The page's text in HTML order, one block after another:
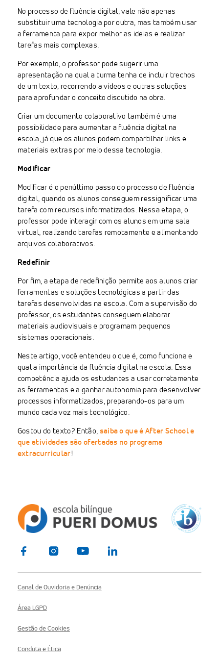
No processo de fluência digital, vale não apenas
substituir uma tecnologia por outra, mas também usar
a ferramenta para expor melhor as ideias e realizar
tarefas mais complexas.
Por exemplo, o professor pode sugerir uma
apresentação na qual a turma tenha de incluir trechos
de um texto, recorrendo a vídeos e outras soluções
para aprofundar o conceito discutido na obra.
Criar um documento colaborativo também é uma
possibilidade para aumentar a fluência digital na
escola, já que os alunos podem compartilhar links e
materiais extras por meio dessa tecnologia.
Modificar
Modificar é o penúltimo passo do processo de fluência
digital, quando os alunos conseguem ressignificar uma
tarefa com recursos informatizados. Nessa etapa, o
professor pode interagir com os alunos em uma sala
virtual, realizando tarefas remotamente e alimentando
arquivos colaborativos.
Redefinir
Por fim, a etapa de redefinição permite aos alunos criar
ferramentas e soluções tecnológicas a partir das
tarefas desenvolvidas na escola. Com a supervisão do
professor, os estudantes conseguem elaborar
materiais audiovisuais e programam pequenos
sistemas operacionais.
Neste artigo, você entendeu o que é, como funciona e
qual a importância da fluência digital na escola. Essa
competência ajuda os estudantes a usar corretamente
as ferramentas e a ganhar autonomia para desenvolver
processos informatizados, preparando-os para um
mundo cada vez mais tecnológico.
Gostou do texto? Então, saiba o que é After School e
que atividades são ofertadas no programa
extracurricular!
Canal de Ouvidoria e Denúncia
Área LGPD
Gestão de Cookies
Conduta e Ética